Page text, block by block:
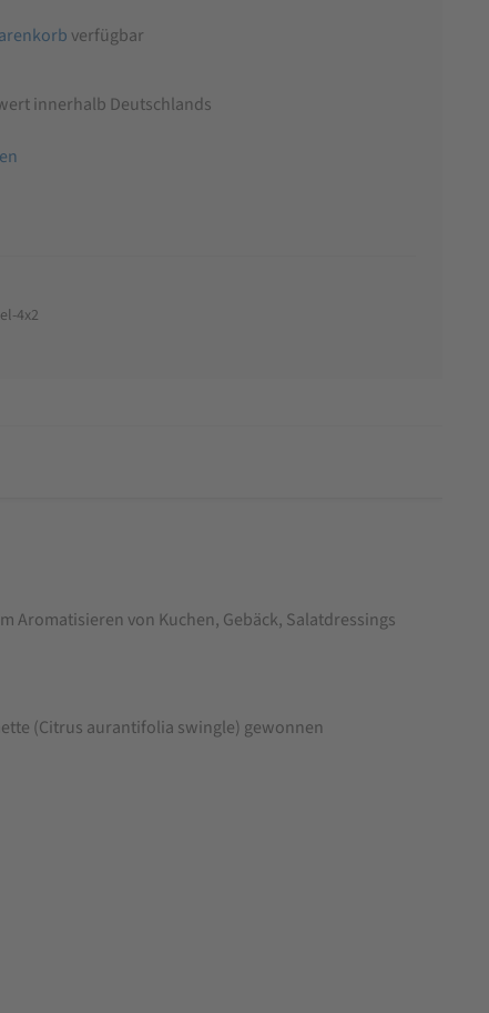
verfügbar
innerhalb Deutschlands
4x2
Aromatisieren von Kuchen, Gebäck, Salatdressings
(Citrus aurantifolia swingle) gewonnen